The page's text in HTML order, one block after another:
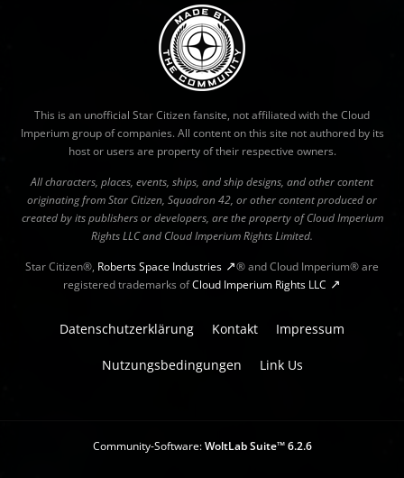
This is an unofficial Star Citizen fansite, not affiliated with the Cloud
Imperium group of companies. All content on this site not authored by its
host or users are property of their respective owners.
All characters, places, events, ships, and ship designs, and other content
originating from Star Citizen, Squadron 42, or other content produced or
created by its publishers or developers, are the property of Cloud Imperium
Rights LLC and Cloud Imperium Rights Limited.
Star Citizen®, Roberts Space Industries
® and Cloud Imperium® are
registered trademarks ofCloud Imperium Rights LLC
Datenschutzerklärung Kontakt Impressum
Nutzungsbedingungen Link Us
Community-Software:WoltLab Suite™ 6.2.6